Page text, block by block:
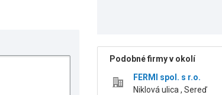
Podobné firmy v okolí
FERMI spol. s r.o.
Niklová ulica , Sereď